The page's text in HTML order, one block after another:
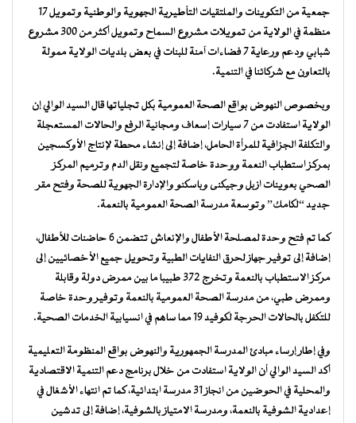
جمعية من التكوينات والملتقيات التأطيرية الجهوية والوطنية وتمويل 17
منظمة في الولاية من تمويلات مشروع السماح وتمويل أكثر من 300 مشروع
شبابي ودعم ورعاية 7 فضاءات آمنة للبنات في بعض بلديات الولاية ممولة
بالتعاون مع شركائنا في التنمية.
وبخصوص النهوض بواقع الصحة العمومية بكل تجلياتها قال السيد الوالي إن
الولاية استفادت من 7 سيارات إسعاف ومجانية الرفع والحالات المستعجلة
والتكلفة الجزافية للمرأة الحامل، إضافة إلى إنشاء محطة لإنتاج الأوكسجين
بمركز استطباب النعمة ووحدة خاصة لتجميع ونقل الدم وترميم المركز
الصحي بعوينات ازبل وجيكنى وباسكنو والإدارة الجهوية للصحة وفتح مقر
جديد “لكامك” وتوسعة مدرسة الصحة العمومية بالنعمة.
كما تم فتح وحدة لمصلحة الأطفال والإنعاش تتضمن 6 حاضنات للأطفال،
إضافة إلى توفير جهاز لحرق النفايات الطبية وتحويل جميع الأخصائيين إلى
مركز الاستطباب بالنعمة وتخرج 372 طبيبا ما بين ممرض دولة وقابلة
وممرض طبي، من مدرسة الصحة العمومية بالنعمة وتوفير وحدة خاصة
للتكفل بالحالات الحرجة لكوفيد 19 مما ساهم في انسيابية الخدمات الصحية.
وفي إطار إرساء مبادئ المدرسة الجمهورية والنهوض بواقع المنظومة التعليمية
أكد السيد الوالي أن الولاية استفادت من خلال برنامج دعم التنمية الاقتصادية
والمحلية في الحوضين من انجاز 31 مدرسة ابتدائية، كما تم انتهاء الأشغال في
إعدادية الشوفية بالنعمة، ومدرسة الامتياز بالشوفية، إضافة إلى تدشين